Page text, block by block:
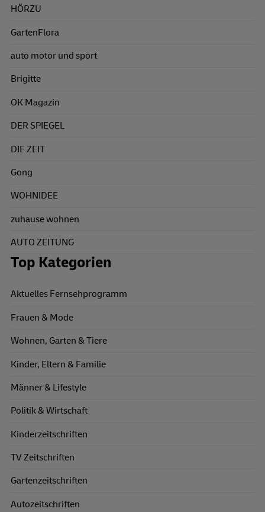
HÖRZU
GartenFlora
auto motor und sport
Brigitte
OK Magazin
DER SPIEGEL
DIE ZEIT
Gong
WOHNIDEE
zuhause wohnen
AUTO ZEITUNG
Top Kategorien
Aktuelles Fernsehprogramm
Frauen & Mode
Wohnen, Garten & Tiere
Kinder, Eltern & Familie
Männer & Lifestyle
Politik & Wirtschaft
Kinderzeitschriften
TV Zeitschriften
Gartenzeitschriften
Autozeitschriften